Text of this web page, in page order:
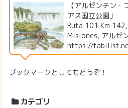
【アルゼンチン
アス国立公園」
Ruta 101 Km
Misiones, アルゼ
https://
ブックマークとしてもどうぞ！
カテゴリ